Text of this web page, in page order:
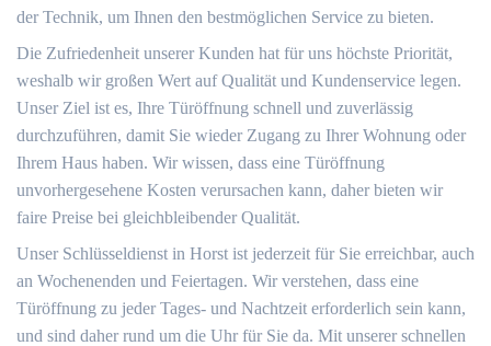
der Technik, um Ihnen den bestmöglichen Service zu bieten.
Die Zufriedenheit unserer Kunden hat für uns höchste Priorität,
weshalb wir großen Wert auf Qualität und Kundenservice legen.
Unser Ziel ist es, Ihre Türöffnung schnell und zuverlässig
durchzuführen, damit Sie wieder Zugang zu Ihrer Wohnung oder
Ihrem Haus haben. Wir wissen, dass eine Türöffnung
unvorhergesehene Kosten verursachen kann, daher bieten wir
faire Preise bei gleichbleibender Qualität.
Unser Schlüsseldienst in Horst ist jederzeit für Sie erreichbar, auch
an Wochenenden und Feiertagen. Wir verstehen, dass eine
Türöffnung zu jeder Tages- und Nachtzeit erforderlich sein kann,
und sind daher rund um die Uhr für Sie da. Mit unserer schnellen